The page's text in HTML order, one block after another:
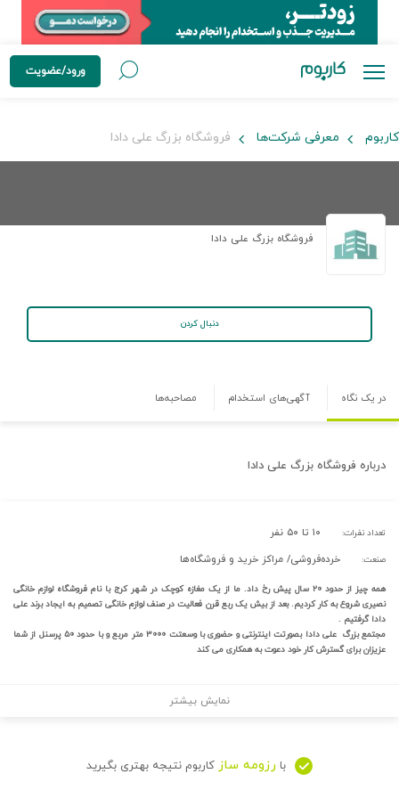
ورود/عضویت
کاربوم معرفی شرکت‌ها فروشگاه بزرگ علی دادا
فروشگاه بزرگ علی دادا
دنبال کردن
در یک نگاه آگهی‌های استخدام مصاحبه‌ها
درباره فروشگاه بزرگ علی دادا
تعداد نفرات: ۱۰ تا ۵۰ نفر
صنعت: خرده‌فروشی/ مراکز خرید و فروشگاه‌ها
همه چیز از حدود ۲۰ سال پیش رخ داد. ما از یک مغازه کوچک در شهر کرج با نام فروشگاه لوازم خانگی
نصیری شروع به کار کردیم.بعد از بیش یک ربع قرن فعالیت در صنف لوازم خانگی تصمیم به ایجاد برند علی
دادا گرفتیم .
مجتمع بزرگ علی دادا بصورتت اینترنتی و حضوری با وسعتت ۳۰۰۰ متر مربع و با حدود ۵۰ پرسنل از شما
عزیزان برای گسترش کار خود دعوت به همکاری می کند
نمایش بیشتر
با رزومه ساز کاربوم نتیجه بهتری بگیرید